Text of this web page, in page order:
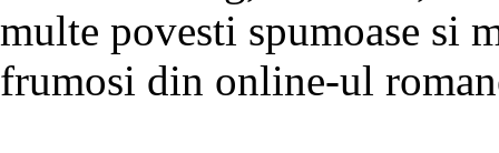
multe povesti spumoase si
frumosi din online-ul